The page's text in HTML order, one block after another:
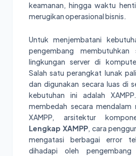
keamanan, hingga waktu
merugikan operasional bisnis.
Untuk menjembatani
pengembang membutuhkan
lingkungan server di
Salah satu perangkat lunak
dan digunakan secara luas di
kebutuhan ini adalah
membedah secara mendalam
XAMPP, arsitektur
Lengkap XAMPP, cara
mengatasi berbagai error
dihadapi oleh pengembang